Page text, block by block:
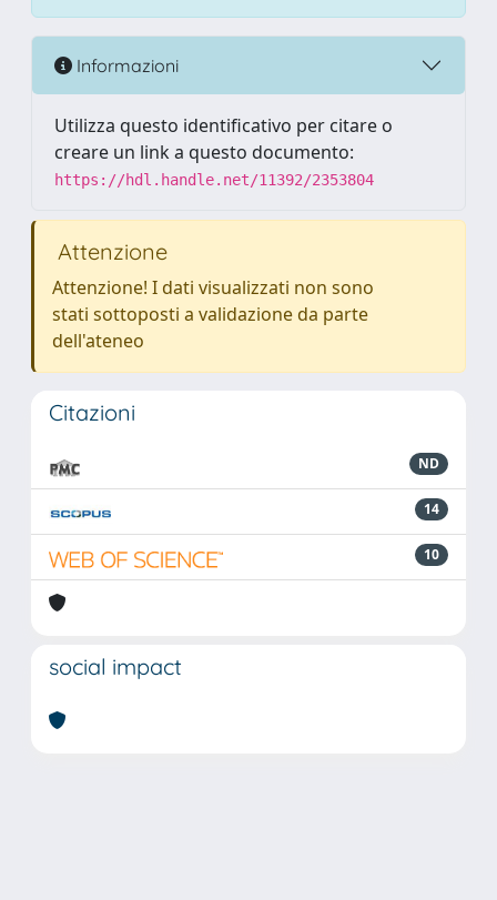
Informazioni
Utilizza questo identificativo per citare o
creare un link a questo documento:
https://hdl.handle.net/11392/2353804
Attenzione
Attenzione! I dati visualizzati non sono
stati sottoposti a validazione da parte
dell'ateneo
Citazioni
ND
14
10
social impact